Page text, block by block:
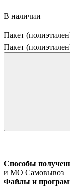
В наличии
Пакет
Пакет
Способы
и МО Самовывоз
Файлы и